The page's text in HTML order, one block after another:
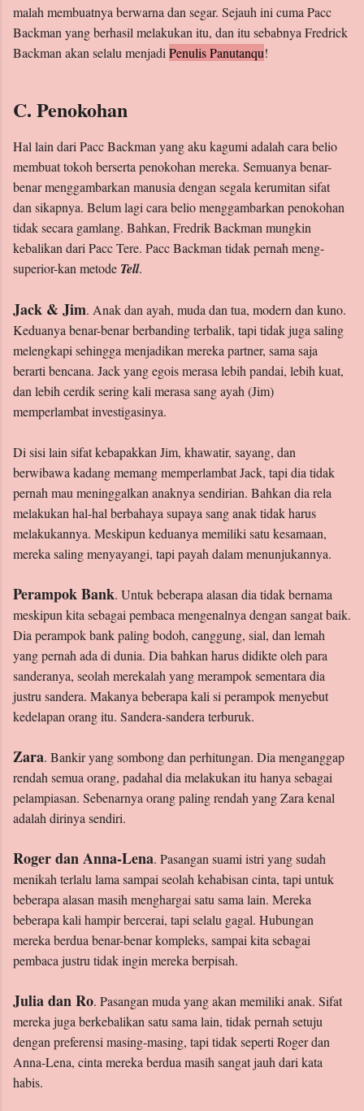
malah membuatnya berwarna dan segar. Sejauh ini cuma Pacc
Backman yang berhasil melakukan itu, dan itu sebabnya Fredrick
Backman akan selalu menjadiPenulis Panutanqu!
C. Penokohan
Hal lain dari Pacc Backman yang aku kagumi adalah cara belio
membuat tokoh berserta penokohan mereka. Semuanya benar-
benar menggambarkan manusia dengan segala kerumitan sifat
dan sikapnya. Belum lagi cara belio menggambarkan penokohan
tidak secara gamlang. Bahkan, Fredrik Backman mungkin
kebalikan dari Pacc Tere. Pacc Backman tidak pernah meng-
superior-kan metode Tell.
Jack & Jim. Anak dan ayah, muda dan tua, modern dan kuno.
Keduanya benar-benar berbanding terbalik, tapi tidak juga saling
melengkapi sehingga menjadikan mereka partner, sama saja
berarti bencana. Jack yang egois merasa lebih pandai, lebih kuat,
dan lebih cerdik sering kali merasa sang ayah (Jim)
memperlambat investigasinya.
Di sisi lain sifat kebapakkan Jim, khawatir, sayang, dan
berwibawa kadang memang memperlambat Jack, tapi dia tidak
pernah mau meninggalkan anaknya sendirian. Bahkan dia rela
melakukan hal-hal berbahaya supaya sang anak tidak harus
melakukannya. Meskipun keduanya memiliki satu kesamaan,
mereka saling menyayangi, tapi payah dalam menunjukannya.
Perampok Bank. Untuk beberapa alasan dia tidak bernama
meskipun kita sebagai pembaca mengenalnya dengan sangat baik.
Dia perampok bank paling bodoh, canggung, sial, dan lemah
yang pernah ada di dunia. Dia bahkan harus didikte oleh para
sanderanya, seolah merekalah yang merampok sementara dia
justru sandera. Makanya beberapa kali si perampok menyebut
kedelapan orang itu. Sandera-sandera terburuk.
Zara. Bankir yang sombong dan perhitungan. Dia menganggap
rendah semua orang, padahal dia melakukan itu hanya sebagai
pelampiasan. Sebenarnya orang paling rendah yang Zara kenal
adalah dirinya sendiri.
Roger dan Anna-Lena. Pasangan suami istri yang sudah
menikah terlalu lama sampai seolah kehabisan cinta, tapi untuk
beberapa alasan masih menghargai satu sama lain. Mereka
beberapa kali hampir bercerai, tapi selalu gagal. Hubungan
mereka berdua benar-benar kompleks, sampai kita sebagai
pembaca justru tidak ingin mereka berpisah.
Julia dan Ro. Pasangan muda yang akan memiliki anak. Sifat
mereka juga berkebalikan satu sama lain, tidak pernah setuju
dengan preferensi masing-masing, tapi tidak seperti Roger dan
Anna-Lena, cinta mereka berdua masih sangat jauh dari kata
habis.